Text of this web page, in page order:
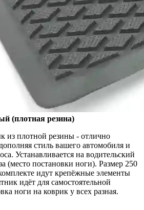
(плотная резина)
из плотной резины - отлично
стиль вашего автомобиля и
Устанавливается на водительский
(место постановки ноги). Размер 250
идут крепёжные элементы
идёт для самостоятельной
ноги на коврик у всех разная.